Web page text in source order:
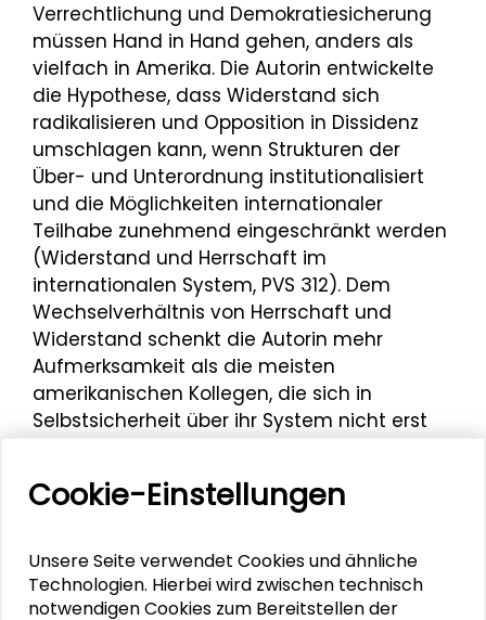
Verrechtlichung und Demokratiesicherung
müssen Hand in Hand gehen, anders als
vielfach in Amerika. Die Autorin entwickelte
die Hypothese, dass Widerstand sich
radikalisieren und Opposition in Dissidenz
umschlagen kann, wenn Strukturen der
Über- und Unterordnung institutionalisiert
und die Möglichkeiten internationaler
Teilhabe zunehmend eingeschränkt werden
(Widerstand und Herrschaft im
internationalen System, PVS 312). Dem
Wechselverhältnis von Herrschaft und
Widerstand schenkt die Autorin mehr
Aufmerksamkeit als die meisten
amerikanischen Kollegen, die sich in
Selbstsicherheit über ihr System nicht erst
Recht und Politik wurden anhand der
Verhandlungen zum Internationalen
von einer gemeinsamen Außenpolitik der EU
nicht gesprochen werden kann. Aber das
Cookie-Einstellungen
Unsere Seite verwendet Cookies und ähnliche
Technologien. Hierbei wird zwischen technisch
notwendigen Cookies zum Bereitstellen der